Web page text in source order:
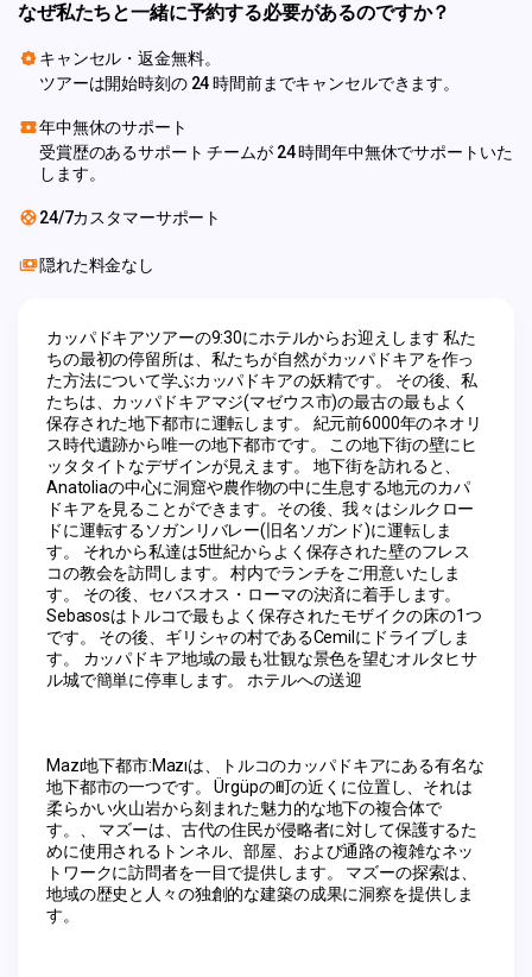
なぜ私たちと一緒に予約する必要があるのですか？
キャンセル・返金無料。
ツアーは開始時刻の 24 時間前までキャンセルできます。
年中無休のサポート
受賞歴のあるサポート チームが 24 時間年中無休でサポートいた
します。
24/7カスタマーサポート
隠れた料金なし
カッパドキアツアーの9:30にホテルからお迎えします 私た
ちの最初の停留所は、私たちが自然がカッパドキアを作っ
た方法について学ぶカッパドキアの妖精です。 その後、私
たちは、カッパドキアマジ(マゼウス市)の最古の最もよく
保存された地下都市に運転します。 紀元前6000年のネオリ
ス時代遺跡から唯一の地下都市です。 この地下街の壁にヒ
ッタタイトなデザインが見えます。 地下街を訪れると、
Anatoliaの中心に洞窟や農作物の中に生息する地元のカパ
ドキアを見ることができます。その後、我々はシルクロー
ドに運転するソガンリバレー(旧名ソガンド)に運転しま
す。 それから私達は5世紀からよく保存された壁のフレス
コの教会を訪問します。 村内でランチをご用意いたしま
す。 その後、セバスオス・ローマの決済に着手します。
Sebasosはトルコで最もよく保存されたモザイクの床の1つ
です。 その後、ギリシャの村であるCemilにドライブしま
す。 カッパドキア地域の最も壮観な景色を望むオルタヒサ
ル城で簡単に停車します。 ホテルへの送迎
Mazı地下都市:Mazıは、トルコのカッパドキアにある有名な
地下都市の一つです。 Ürgüpの町の近くに位置し、それは
柔らかい火山岩から刻まれた魅力的な地下の複合体で
す。、 マズーは、古代の住民が侵略者に対して保護するた
めに使用されるトンネル、部屋、および通路の複雑なネッ
トワークに訪問者を一目で提供します。 マズーの探索は、
地域の歴史と人々の独創的な建築の成果に洞察を提供しま
す。